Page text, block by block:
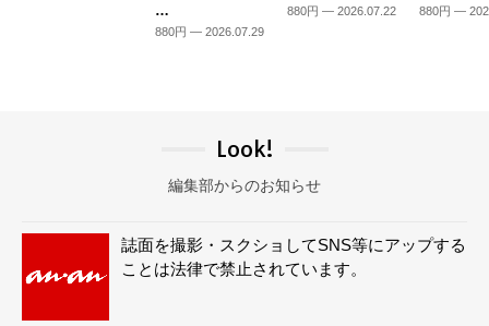
…
880円 — 2026.07.29
880円 — 2026.07.22 880円 —
Look!
編集部からのお知らせ
誌面を撮影・スクショしてSNS等にアップする
ことは法律で禁止されています。